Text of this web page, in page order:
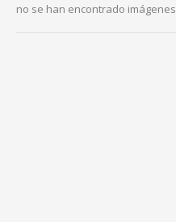
no se han encontrado imágenes